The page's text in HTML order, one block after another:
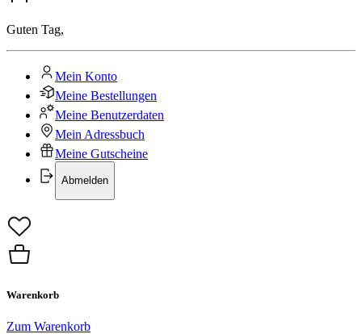
Guten Tag,
Mein Konto
Meine Bestellungen
Meine Benutzerdaten
Mein Adressbuch
Meine Gutscheine
Abmelden
Warenkorb
Zum Warenkorb